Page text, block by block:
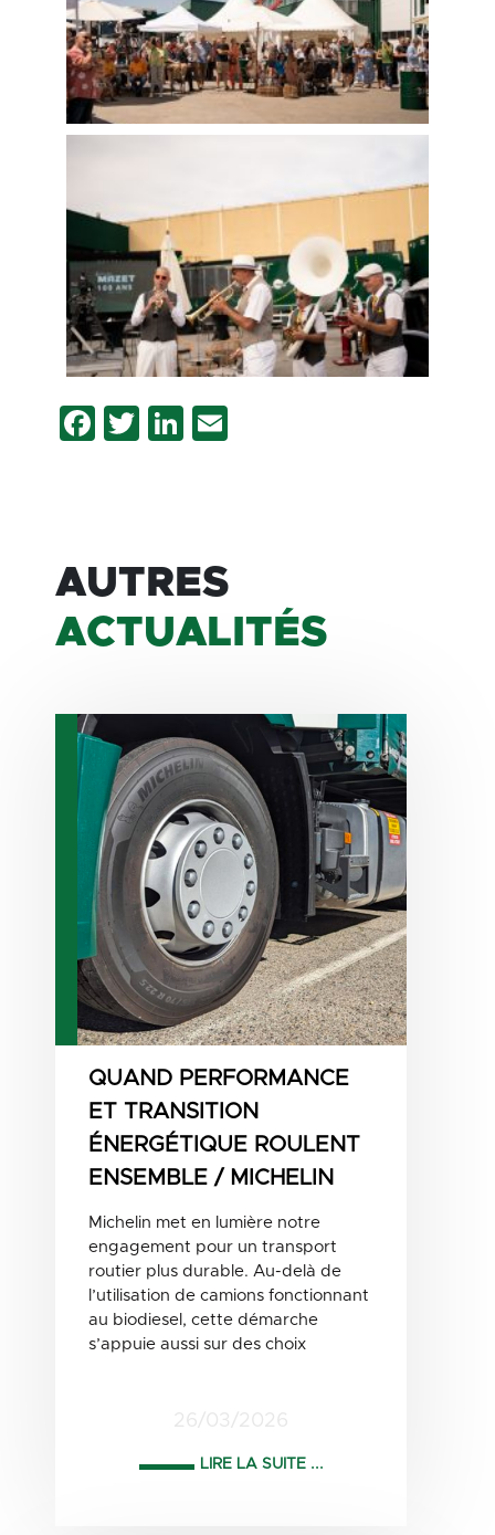
Facebook
TwitterLinkedIn
AUTRES
ACTUALITÉS
QUAND PERFORMANCE
ET TRANSITION
ÉNERGÉTIQUE ROULENT
ENSEMBLE / MICHELIN
Michelin met en lumière notre
engagement pour un transport
routier plus durable. Au-delà de
l’utilisation de camions fonctionnant
au biodiesel, cette démarche
s’appuie aussi sur des choix
26/03/2026
LIRE LA SUITE ...